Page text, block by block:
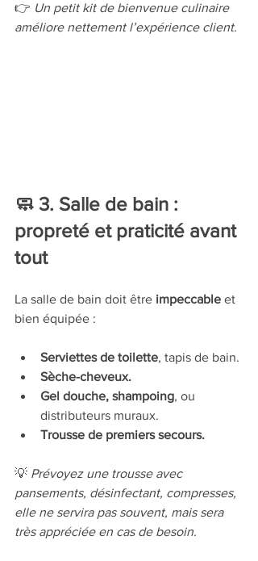
👉 Un petit kit de bienvenue culinaire
améliore nettement l’expérience client.
🧼 3. Salle de bain :
propreté et praticité avant
tout
La salle de bain doit être impeccable et
bien équipée :
Serviettes de toilette, tapis de bain.
Sèche-cheveux.
Gel douche, shampoing, ou
distributeurs muraux.
Trousse de premiers secours.
💡 Prévoyez une trousse avec
pansements, désinfectant, compresses,
elle ne servira pas souvent, mais sera
très appréciée en cas de besoin.